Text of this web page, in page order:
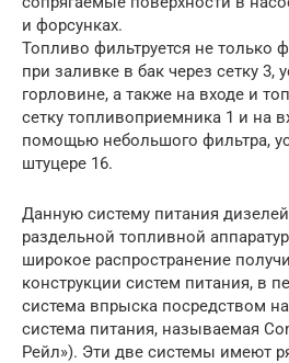
и форсунках.
Топливо фильтруется не только
при заливке в бак через сетку 3,
горловине, а также на входе и
сетку топливоприемника 1 и на
помощью небольшого фильтра,
штуцере 16.
Данную систему питания
раздельной топливной
широкое распространение
конструкции систем питания, в
система впрыска посредством
система питания, называемая
Рейл»). Эти две системы имеют